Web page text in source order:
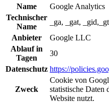
Name
Google Analytics
Technischer
Name
_ga, _gat,
Anbieter
Google LLC
Ablauf in
Tagen
30
Datenschutz https://
Zweck
Cookie von
statistische Daten
Website nutzt.